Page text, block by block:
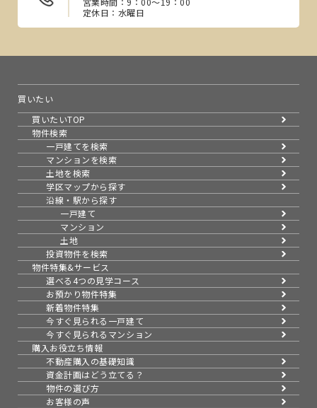
定休日：水曜日
買いたい
買いたいTOP
物件検索
一戸建てを検索
マンションを検索
土地を検索
学区マップから探す
沿線・駅から探す
一戸建て
マンション
土地
投資物件を検索
物件特集&サービス
選べる4つの見学コース
お預かり物件特集
新着物件特集
今すぐ見られる一戸建て
今すぐ見られるマンション
購入お役立ち情報
不動産購入の基礎知識
資金計画はどう立てる？
物件の選び方
お客様の声